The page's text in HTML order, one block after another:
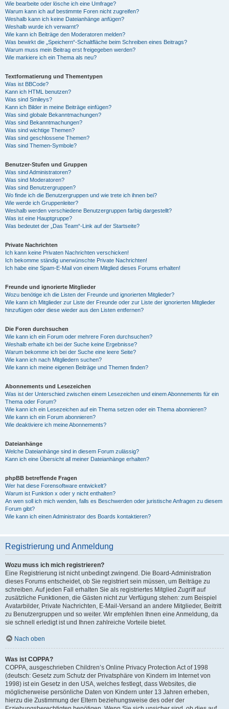
Wie bearbeite oder lösche ich eine Umfrage?
Warum kann ich auf bestimmte Foren nicht zugreifen?
Weshalb kann ich keine Dateianhänge anfügen?
Weshalb wurde ich verwarnt?
Wie kann ich Beiträge den Moderatoren melden?
Was bewirkt die „Speichern“-Schaltfläche beim Schreiben eines Beitrags?
Warum muss mein Beitrag erst freigegeben werden?
Wie markiere ich ein Thema als neu?
Textformatierung und Thementypen
Was ist BBCode?
Kann ich HTML benutzen?
Was sind Smileys?
Kann ich Bilder in meine Beiträge einfügen?
Was sind globale Bekanntmachungen?
Was sind Bekanntmachungen?
Was sind wichtige Themen?
Was sind geschlossene Themen?
Was sind Themen-Symbole?
Benutzer-Stufen und Gruppen
Was sind Administratoren?
Was sind Moderatoren?
Was sind Benutzergruppen?
Wo finde ich die Benutzergruppen und wie trete ich ihnen bei?
Wie werde ich Gruppenleiter?
Weshalb werden verschiedene Benutzergruppen farbig dargestellt?
Was ist eine Hauptgruppe?
Was bedeutet der „Das Team“-Link auf der Startseite?
Private Nachrichten
Ich kann keine Privaten Nachrichten verschicken!
Ich bekomme ständig unerwünschte Private Nachrichten!
Ich habe eine Spam-E-Mail von einem Mitglied dieses Forums erhalten!
Freunde und ignorierte Mitglieder
Wozu benötige ich die Listen der Freunde und ignorierten Mitglieder?
Wie kann ich Mitglieder zur Liste der Freunde oder zur Liste der ignorierten Mitglieder
hinzufügen oder diese wieder aus den Listen entfernen?
Die Foren durchsuchen
Wie kann ich ein Forum oder mehrere Foren durchsuchen?
Weshalb erhalte ich bei der Suche keine Ergebnisse?
Warum bekomme ich bei der Suche eine leere Seite?
Wie kann ich nach Mitgliedern suchen?
Wie kann ich meine eigenen Beiträge und Themen finden?
Abonnements und Lesezeichen
Was ist der Unterschied zwischen einem Lesezeichen und einem Abonnements für ein
Thema oder Forum?
Wie kann ich ein Lesezeichen auf ein Thema setzen oder ein Thema abonnieren?
Wie kann ich ein Forum abonnieren?
Wie deaktiviere ich meine Abonnements?
Dateianhänge
Welche Dateianhänge sind in diesem Forum zulässig?
Kann ich eine Übersicht all meiner Dateianhänge erhalten?
phpBB betreffende Fragen
Wer hat diese Forensoftware entwickelt?
Warum ist Funktion x oder y nicht enthalten?
An wen soll ich mich wenden, falls es Beschwerden oder juristische Anfragen zu diesem
Forum gibt?
Wie kann ich einen Administrator des Boards kontaktieren?
Registrierung und Anmeldung
Wozu muss ich mich registrieren?
Eine Registrierung ist nicht unbedingt zwingend. Die Board-Administration
dieses Forums entscheidet, ob Sie registriert sein müssen, um Beiträge zu
schreiben. Auf jeden Fall erhalten Sie als registriertes Mitglied Zugriff auf
zusätzliche Funktionen, die Gästen nicht zur Verfügung stehen: zum Beispiel
Avatarbilder, Private Nachrichten, E-Mail-Versand an andere Mitglieder, Beitritt
zu Benutzergruppen und so weiter. Wir empfehlen Ihnen eine Anmeldung, da
sie schnell erledigt ist und Ihnen zahlreiche Vorteile bietet.
Nach oben
Was ist COPPA?
COPPA, ausgeschrieben Children’s Online Privacy Protection Act of 1998
(deutsch: Gesetz zum Schutz der Privatsphäre von Kindern im Internet von
1998) ist ein Gesetz in den USA, welches festlegt, dass Websites, die
möglicherweise persönliche Daten von Kindern unter 13 Jahren erheben,
hierzu die Zustimmung der Eltern beziehungsweise des oder der